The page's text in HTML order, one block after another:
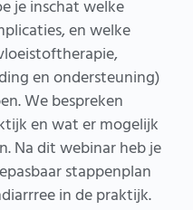
je inschat welke
en welke
en ondersteuning)
We bespreken
en wat er mogelijk
Na dit webinar heb je
stappenplan
in de praktijk.